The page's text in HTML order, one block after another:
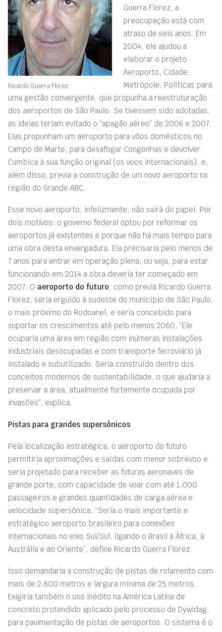
Ricardo Guerra Florez
Guerra Florez, a
preocupação está com
atraso de seis anos. Em
2004, ele ajudou a
elaborar o projeto
Aeroporto, Cidade,
Metrópole: Políticas para
uma gestão convergente, que propunha a reestruturação
dos aeroportos de São Paulo. Se tivessem sido adotadas,
as ideias teriam evitado o “apagão aéreo” de 2006 e 2007.
Elas propunham um aeroporto para vôos domésticos no
Campo de Marte, para desafogar Congonhas e devolver
Cumbica à sua função original (os voos internacionais), e,
além disso, previa a construção de um novo aeroporto na
região do Grande ABC.
Esse novo aeroporto, infelizmente, não sairá do papel. Por
dois motivos: o governo federal optou por reformar os
aeroportos já existentes e porque não há mais tempo para
uma obra desta envergadura. Ela precisaria pelo menos de
7 anos para entrar em operação plena, ou seja, para estar
funcionando em 2014 a obra deveria ter começado em
2007. O aeroporto do futuro, como previa Ricardo Guerra
Florez, seria erguido à sudeste do município de São Paulo,
o mais próximo do Rodoanel, e seria concebido para
suportar os crescimentos até pelo menos 2060. “Ele
ocuparia uma área em região com inúmeras instalações
industriais desocupadas e com transporte ferroviário já
instalado e subutilizado. Seria construído dentro dos
conceitos modernos de sustentabilidade, o que ajudaria a
preservar a área, atualmente fortemente ocupada por
invasões”, explica.
Pistas para grandes supersônicos
Pela localização estratégica, o aeroporto do futuro
permitiria aproximações e saídas com menor sobrevoo e
seria projetado para receber as futuras aeronaves de
grande porte, com capacidade de voar com até 1.000
passageiros e grandes quantidades de carga aérea e
velocidade supersônica. “Seria o mais importante e
estratégico aeroporto brasileiro para conexões
internacionais no eixo Sul/Sul, ligando o Brasil à África, à
Austrália e ao Oriente”, define Ricardo Guerra Florez.
Isso demandaria a construção de pistas de rolamento com
mais de 2.600 metros e largura mínima de 25 metros.
Exigiria também o uso inédito na América Latina de
concreto protendido aplicado pelo processo de Dywidag,
para pavimentação de pistas de aeroportos. O sistema é o